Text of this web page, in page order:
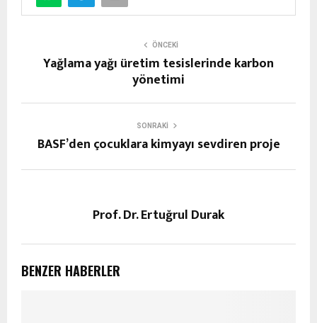
ÖNCEKI
Yağlama yağı üretim tesislerinde karbon
yönetimi
SONRAKI
BASF’den çocuklara kimyayı sevdiren proje
Prof. Dr. Ertuğrul Durak
BENZER HABERLER